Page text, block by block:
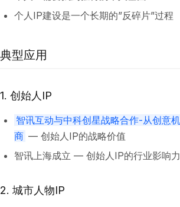
个人IP建设是一个长期的”反碎片”过程
典型应用
1. 创始人IP
智讯互动与中科创星战略合作-从创意
商 — 创始人IP的战略价值
智讯上海成立 — 创始人IP的行业影响力
2. 城市人物IP